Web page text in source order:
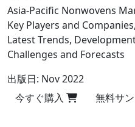
Asia-Pacific Nonwovens
Key Players and
Latest Trends,
Challenges and Forecasts
出版日: Nov 2022
今すぐ購入
無料サ